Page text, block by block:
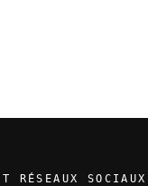
RÉSEAUX SOCIAUX